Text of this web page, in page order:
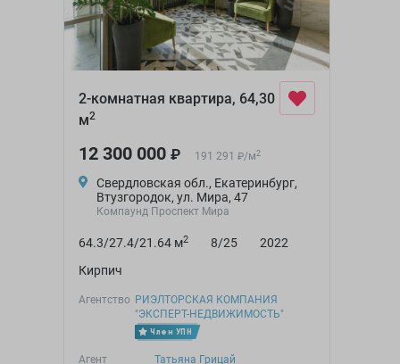
2-комнатная квартира, 64,30
м2
12 300 000 ₽ 191 291 ₽/м2
Свердловская обл., Екатеринбург,
Втузгородок, ул. Мира, 47
Компаунд Проспект Мира
64.3/27.4/21.64 м2 8/25
2022
Кирпич
Агентство РИЭЛТОРСКАЯ КОМПАНИЯ
"ЭКСПЕРТ-НЕДВИЖИМОСТЬ"
Член УПН
Агент Татьяна Грицай